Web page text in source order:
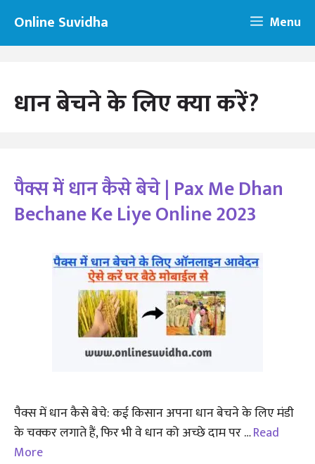
content
Online Suvidha Menu
धान बेचने के लिए क्या करें?
पैक्स में धान कैसे बेचे | Pax Me Dhan
Bechane Ke Liye Online 2023
पैक्स में धान कैसे बेचे: कई किसान अपना धान बेचने के लिए मंडी
के चक्कर लगाते हैं, फिर भी वे धान को अच्छे दाम पर …Read
More